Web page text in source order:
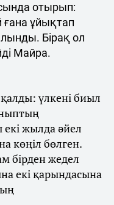
отырып:
ұйықтап
Бірақ ол
Майра.
үлкені биыл
жылда әйел
көңіл бөлген.
бірден жедел
екі қарындасына